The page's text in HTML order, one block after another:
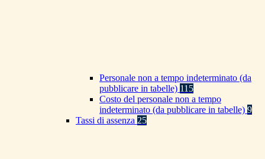
Personale non a tempo indeterminato (da
pubblicare in tabelle) 115
Costo del personale non a tempo
indeterminato (da pubblicare in tabelle) 9
Tassi di assenza 25